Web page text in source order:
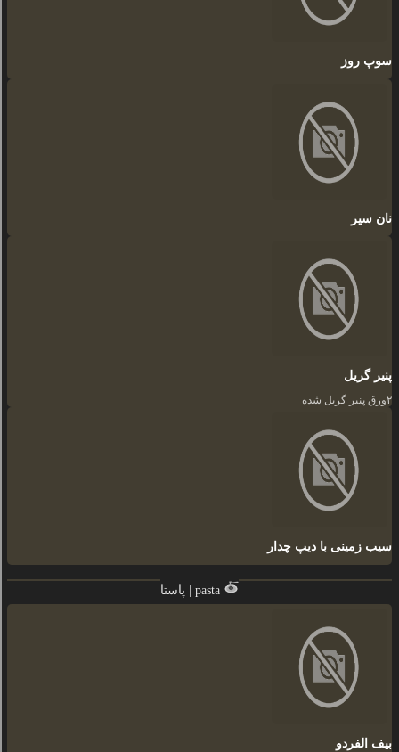
سوپ روز
نان سیر
پنیر گریل
۲ورق پنیر گریل شده
سیب زمینی با دیپ چدار
پاستا | pasta
بیف الفردو